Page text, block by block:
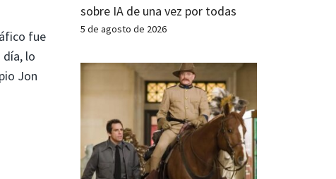
fue
día, lo
Jon
sobre IA de una vez por todas
5 de agosto de 2026